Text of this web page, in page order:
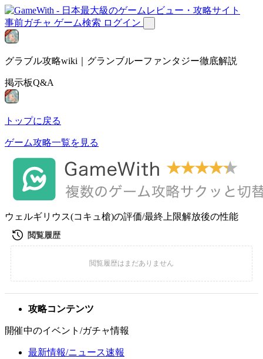
事前ガチャ ゲーム検索 ログイン
グラブル攻略wiki｜グランブルーファンタジー徹底解説
掲示板Q&A
トップに戻る
ゲーム攻略一覧を見る
ウェルギリウス(コキュ槍)の評価/最終上限解放後の性能
攻略コンテンツ
開催中のイベント/ガチャ情報
最新情報/ニュース速報